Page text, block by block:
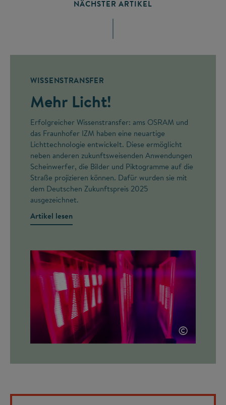
NÄCHSTER ARTIKEL
WISSENSTRANSFER
Mehr Licht!
Erfolgreicher Wissenstransfer: ams OSRAM und
das Fraunhofer IZM haben eine neuartige
Lichttechnologie entwickelt. Diese ermöglicht
neben anderen zukunftsweisenden Anwendungen
Scheinwerfer, die Bilder und Piktogramme auf die
Straße projizieren können. Dafür wurden sie mit
dem Deutschen Zukunftspreis 2025
ausgezeichnet.
Artikel lesen
©